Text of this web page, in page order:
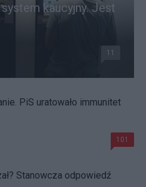
kaucyjny. Jest
11
PiS uratowało immunitet
101
Stanowcza odpowiedź